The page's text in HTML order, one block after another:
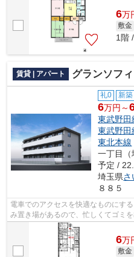
6万
敷金
1階
賃貸 | アパート グランソフィ
礼0 新築
6万円～
東武野田
東武野田
東北本線
一丁目
予定 /
埼玉県さ
８８５
電車でのアクセスを快適なものにす
み置き場があるので、忙しくてゴミ
駅から徒歩10分の物件で、電車での通
6万
敷金